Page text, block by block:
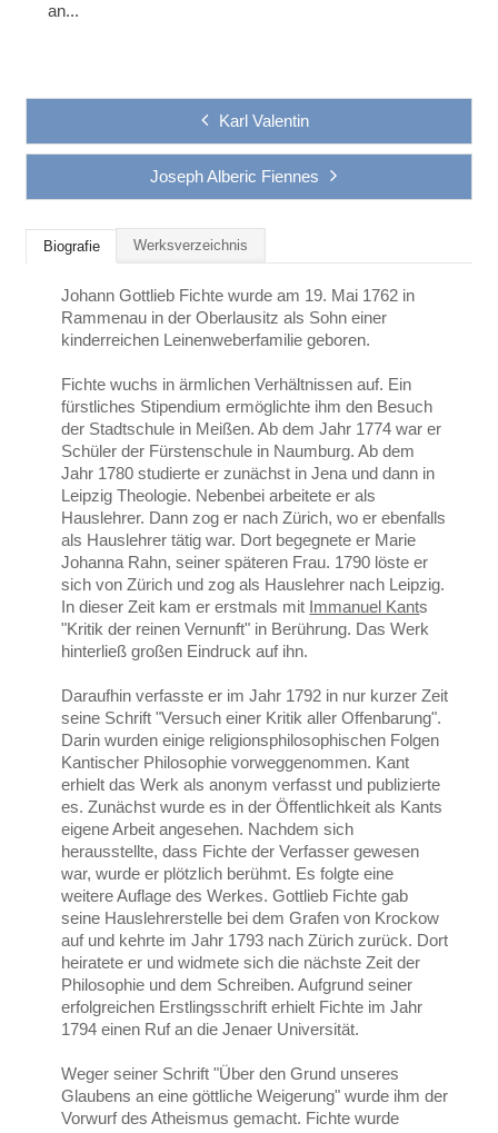
an...
Karl Valentin
Joseph Alberic Fiennes
Biografie Werksverzeichnis
Johann Gottlieb Fichte wurde am 19. Mai 1762 in
Rammenau in der Oberlausitz als Sohn einer
kinderreichen Leinenweberfamilie geboren.
Fichte wuchs in ärmlichen Verhältnissen auf. Ein
fürstliches Stipendium ermöglichte ihm den Besuch
der Stadtschule in Meißen. Ab dem Jahr 1774 war er
Schüler der Fürstenschule in Naumburg. Ab dem
Jahr 1780 studierte er zunächst in Jena und dann in
Leipzig Theologie. Nebenbei arbeitete er als
Hauslehrer. Dann zog er nach Zürich, wo er ebenfalls
als Hauslehrer tätig war. Dort begegnete er Marie
Johanna Rahn, seiner späteren Frau. 1790 löste er
sich von Zürich und zog als Hauslehrer nach Leipzig.
In dieser Zeit kam er erstmals mit Immanuel Kants
"Kritik der reinen Vernunft" in Berührung. Das Werk
hinterließ großen Eindruck auf ihn.
Daraufhin verfasste er im Jahr 1792 in nur kurzer Zeit
seine Schrift "Versuch einer Kritik aller Offenbarung".
Darin wurden einige religionsphilosophischen Folgen
Kantischer Philosophie vorweggenommen. Kant
erhielt das Werk als anonym verfasst und publizierte
es. Zunächst wurde es in der Öffentlichkeit als Kants
eigene Arbeit angesehen. Nachdem sich
herausstellte, dass Fichte der Verfasser gewesen
war, wurde er plötzlich berühmt. Es folgte eine
weitere Auflage des Werkes. Gottlieb Fichte gab
seine Hauslehrerstelle bei dem Grafen von Krockow
auf und kehrte im Jahr 1793 nach Zürich zurück. Dort
heiratete er und widmete sich die nächste Zeit der
Philosophie und dem Schreiben. Aufgrund seiner
erfolgreichen Erstlingsschrift erhielt Fichte im Jahr
1794 einen Ruf an die Jenaer Universität.
Weger seiner Schrift "Über den Grund unseres
Glaubens an eine göttliche Weigerung" wurde ihm der
Vorwurf des Atheismus gemacht. Fichte wurde